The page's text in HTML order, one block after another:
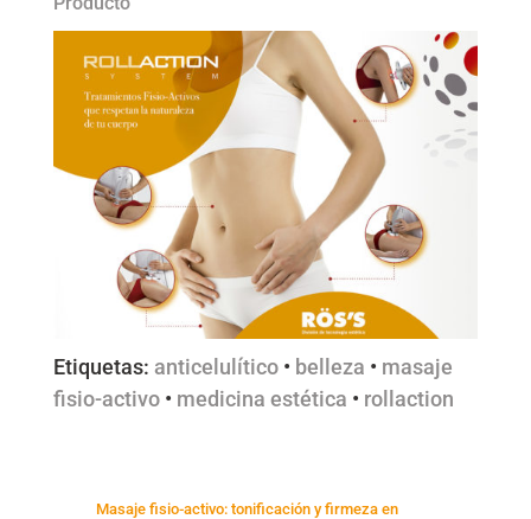
Etiquetas: anticelulítico• belleza • masaje
fisio-activo• medicina estética • rollaction
Masaje fisio-activo: tonificación y firmeza en